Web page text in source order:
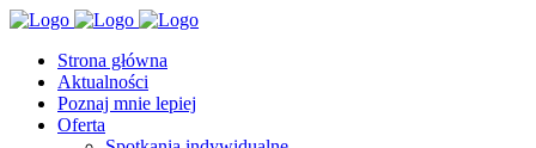
Strona główna
Aktualności
Poznaj mnie lepiej
Oferta